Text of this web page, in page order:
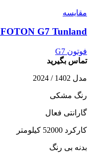
مقایسه
FOTON G7 Tunland / فوتون تونلند جی 7
فوتون G7
تماس بگیرید
مدل 1402 / 2024
رنگ مشکی
گارانتی فعال
کارکرد 52000 کیلومتر
بدنه بی رنگ